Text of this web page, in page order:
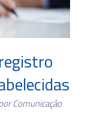
Comunicação